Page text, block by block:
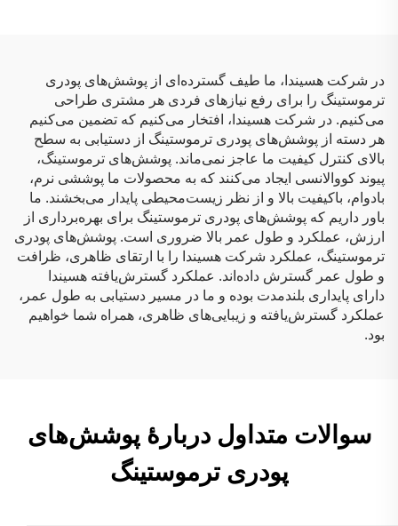
در شرکت هسیندا، ما طیف گسترده‌ای از پوشش‌های پودری
ترموستینگ را برای رفع نیازهای فردی هر مشتری طراحی
می‌کنیم. در شرکت هسیندا، افتخار می‌کنیم که تضمین می‌کنیم
هر دسته از پوشش‌های پودری ترموستینگ از دستیابی به سطح
بالای کنترل کیفیت ما عاجز نمی‌ماند. پوشش‌های ترموستینگ،
پیوند کووالانسی ایجاد می‌کنند که به محصولات ما پوششی نرم،
بادوام، باکیفیت بالا و از نظر زیست‌محیطی پایدار می‌بخشند. ما
باور داریم که پوشش‌های پودری ترموستینگ برای بهره‌برداری از
ارزش، عملکرد و طول عمر بالا ضروری است. پوشش‌های پودری
ترموستینگ، عملکرد شرکت هسیندا را با ارتقای ظاهری، ظرافت
و طول عمر گسترش داده‌اند. عملکرد گسترش‌یافته هسیندا
دارای پایداری بلندمدت بوده و ما در مسیر دستیابی به طول عمر،
عملکرد گسترش‌یافته و زیبایی‌های ظاهری، همراه شما خواهیم
بود.
سوالات متداول دربارهٔ پوشش‌های
پودری ترموستینگ